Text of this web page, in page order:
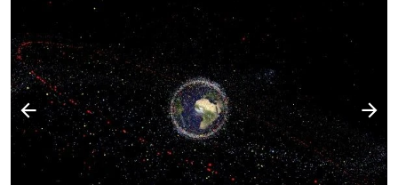
Poprzedni slajd
Następny slajd